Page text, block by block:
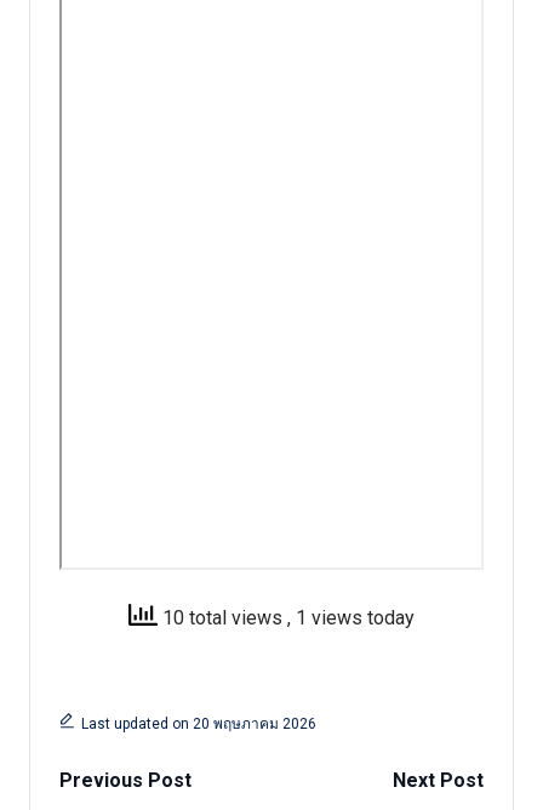
10 total views , 1 views today
Last updated on 20 พฤษภาคม 2026
Post
Previous Post
Next Post